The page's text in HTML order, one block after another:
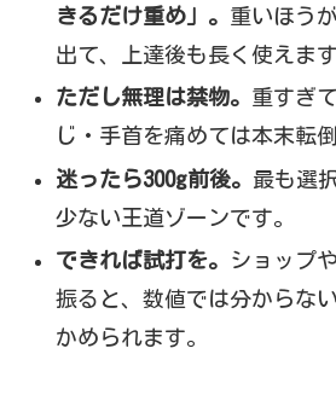
きるだけ重め」。 重いほう
出て、上達後も長く使えます
ただし無理は禁物。 重すぎ
じ・手首を痛めては本末転倒
迷ったら300g前後。 最も選
少ない王道ゾーンです。
できれば試打を。
ショップ
振ると、数値では分からな
かめられます。